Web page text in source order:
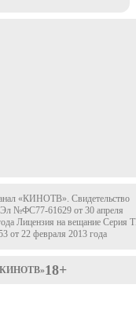
«КИНОТВ». Свидетельство
№ФС77-61629 от 30 апреля
Лицензия на вещание Серия
от 22 февраля 2013 года
18+